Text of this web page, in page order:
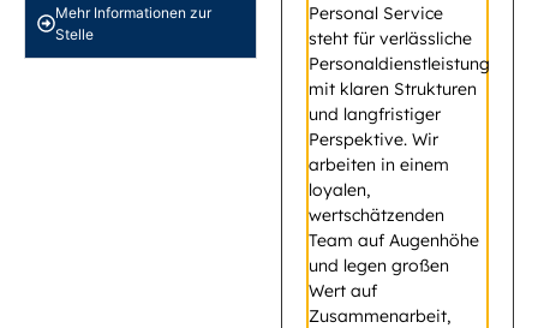
Mehr Informationen zur
Stelle
Personal Service
steht für verlässliche
Personaldienstleistung
mit klaren Strukturen
und langfristiger
Perspektive. Wir
arbeiten in einem
loyalen,
wertschätzenden
Team auf Augenhöhe
und legen großen
Wert auf
Zusammenarbeit,